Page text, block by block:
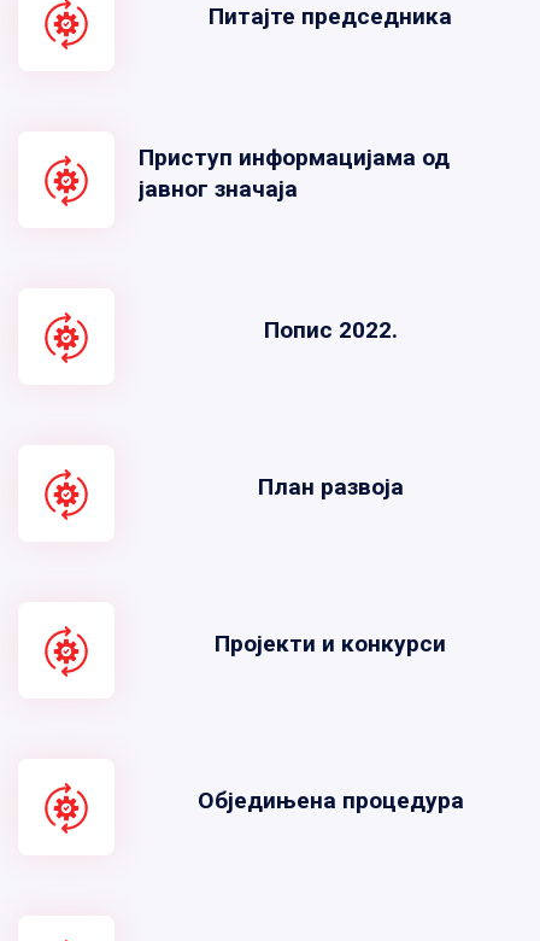
Питајте председника
Приступ информацијама од
јавног значаја
Попис 2022.
План развоја
Пројекти и конкурси
Обједињена процедура